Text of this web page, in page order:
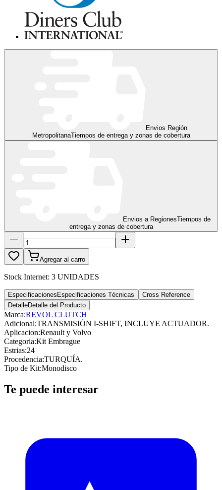
Envios Región
MetropolitanaTiempos de entrega y zonas de cobertura
Envios a RegionesTiempos de
entrega y zonas de cobertura
Agregar al carro
Stock Internet: 3 UNIDADES
Especificaciones Especificaciones Técnicas
Cross Reference
DetalleDetalle del Producto
Marca:REVOL CLUTCH
Adicional:TRANSMISIÓN I-SHIFT, INCLUYE ACTUADOR.
Aplicacion:Renault y Volvo
Categoria:Kit Embrague
Estrias:24
Procedencia:TURQUÍA.
Tipo de Kit:Monodisco
Te puede interesar